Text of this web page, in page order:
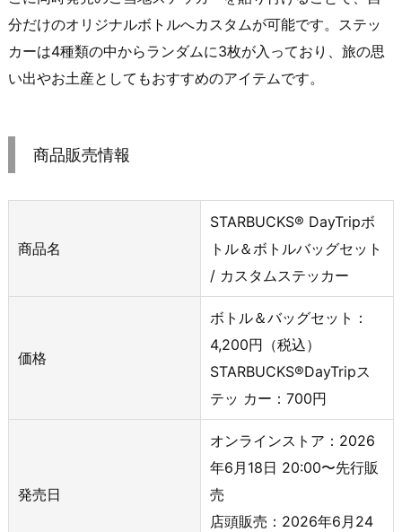
分だけのオリジナルボトルへカスタムが可能です。ステッ
カーは4種類の中からランダムに3枚が入っており、旅の思
い出やお土産としてもおすすめのアイテムです。
商品販売情報
商品名
STARBUCKS® DayTripボ
トル＆ボトルバッグセット
/ カスタムステッカー
価格
ボトル＆バッグセット：
4,200円（税込）
STARBUCKS®DayTripス
テッ カー：700円
発売日
オンラインストア：2026
年6月18日 20:00〜先行販
売
店頭販売：2026年6月24